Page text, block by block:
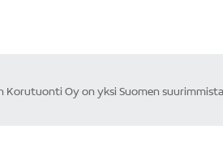
Korutuonti Oy on yksi Suomen